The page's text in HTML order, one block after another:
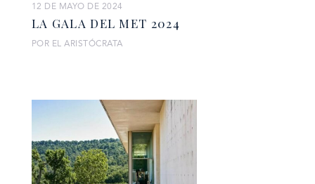
12 DE MAYO DE 2024
LA GALA DEL MET 2024
POR EL ARISTÓCRATA